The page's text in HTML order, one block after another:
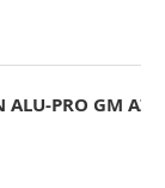
GM AZUL